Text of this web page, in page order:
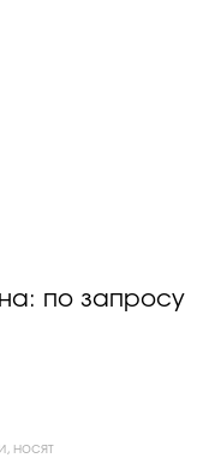
по запросу
носят